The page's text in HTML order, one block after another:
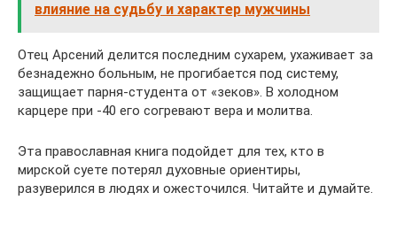
влияние на судьбу и характер мужчины
Отец Арсений делится последним сухарем, ухаживает за
безнадежно больным, не прогибается под систему,
защищает парня-студента от «зеков». В холодном
карцере при -40 его согревают вера и молитва.
Эта православная книга подойдет для тех, кто в
мирской суете потерял духовные ориентиры,
разуверился в людях и ожесточился. Читайте и думайте.